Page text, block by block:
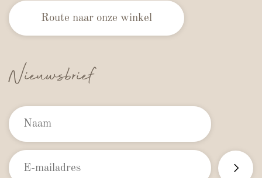
Route naar onze winkel
Nieuwsbrief